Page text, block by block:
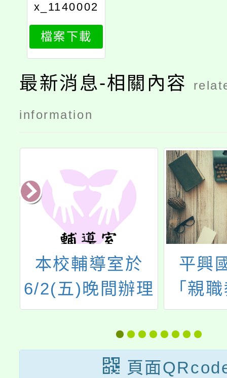
x_1140002
335_attach
1
檔案下載
最新消息-相關內容
information
平興國中辦理
「親職教育講座
—優質互動教出
主動」，歡迎本
校教職員、家長
桃園
暴力
治中心
7月辦
家庭
頁面